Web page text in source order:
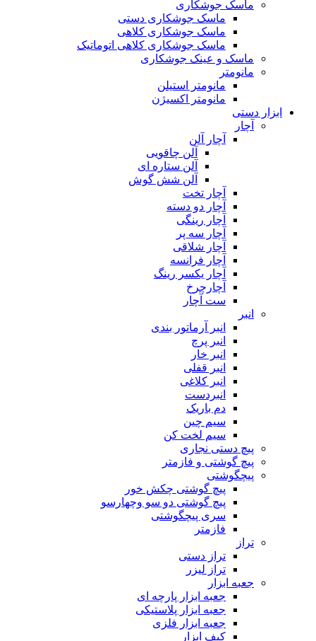
ماسک جوشکاری
ماسک جوشکاری دستی
ماسک جوشکاری کلاهی
ماسک جوشکاری کلاهی اتوماتیک
ماسک و عینک جوشکاری
مانومتر
مانومتر استیلن
مانومتر اکسیژن
ابزار دستی
آچار
آچار آلن
آلن چاقویی
آلن ستاره ای
آلن شش گوش
آچار تخت
آچار دو دسته
آچار رینگی
آچار سه پر
آچار شلاقی
آچار فرانسه
آچار یکسر رینگ
آچارچرخ
ست آچار
انبر
انبر آرماتور بندی
انبر پرچ
انبر خار
انبر قفلی
انبر کلاغی
انبردست
دم باریک
سیم چین
سیم لخت کن
پیچ دستی نجاری
پیچ گوشتی و فازمتر
پیچگوشتی
پیچ گوشتی چکش خور
پیچ گوشتی دو سو وچهارسو
سری پیچگوشتی
فازمتر
تراز
تراز دستی
تراز لیزر
جعبه ابزار
جعبه ابزار پارچه ای
جعبه ابزار پلاستیکی
جعبه ابزار فلزی
کیف ابزار